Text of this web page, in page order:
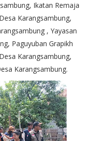
Ikatan Remaja
Karangsambung,
, Yayasan
Paguyuban Grapikh
Karangsambung,
Karangsambung.